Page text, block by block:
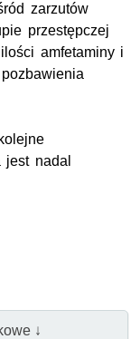
zarzutów
przestępczej
amfetaminy i
nadal
↓